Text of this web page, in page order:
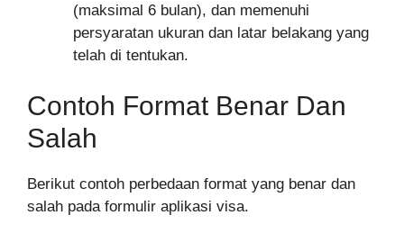
(maksimal 6 bulan), dan memenuhi
persyaratan ukuran dan latar belakang yang
telah di tentukan.
Contoh Format Benar Dan
Salah
Berikut contoh perbedaan format yang benar dan
salah pada formulir aplikasi visa.